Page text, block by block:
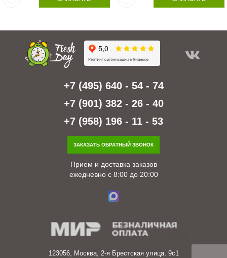
+7 (495) 640 - 54 - 74
+7 (901) 382 - 26 - 40
+7 (958) 196 - 11 - 53
ЗАКАЗАТЬ ОБРАТНЫЙ ЗВОНОК
Прием и доставка заказов
ежедневно с 8:00 до 20:00
123056, Москва, 2-я Брестская улица, 9с1